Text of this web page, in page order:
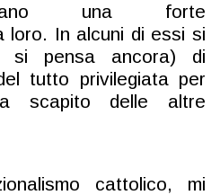
una forte
loro. In alcuni di essi si
si pensa ancora) di
tutto privilegiata per
scapito delle altre
cattolico, mi